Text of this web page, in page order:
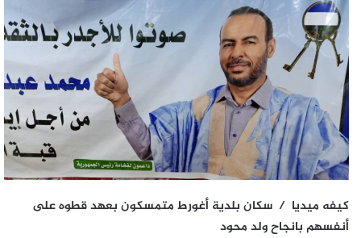
كيفه ميديا / سكان بلدية أغورط متمسكون بعهد قطوه على
أنفسهم بانجاح ولد محود